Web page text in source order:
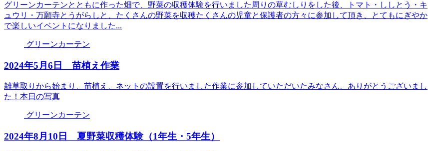
グリーンカーテンとともに作った畑で、野菜の収穫体験を行いました周りの草むしりをした後、トマト・ししとう・キ
ュウリ・万願寺とうがらしと、たくさんの野菜を収穫たくさんの児童と保護者の方々に参加して頂き、とてもにぎやか
で楽しいイベントになりました...
グリーンカーテン
2024年5月6日 苗植え作業
雑草取りから始まり、苗植え、ネットの設置を行いました作業に参加していただいたみなさん、ありがとうございまし
た！本日の写真
グリーンカーテン
2024年8月10日 夏野菜収穫体験（1年生・5年生）